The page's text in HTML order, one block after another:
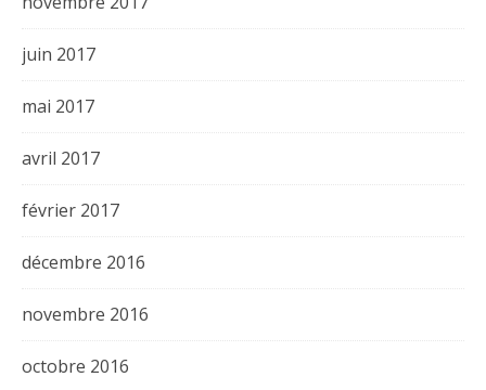
juin 2017
mai 2017
avril 2017
février 2017
décembre 2016
novembre 2016
octobre 2016